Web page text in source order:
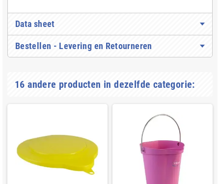
Data sheet
Bestellen - Levering en Retourneren
16 andere producten in dezelfde categorie: